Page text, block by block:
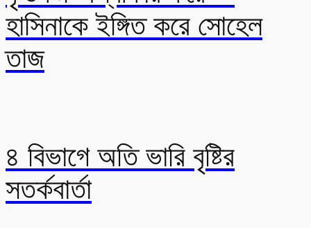
হাসিনাকে ইঙ্গিত করে সোহেল
তাজ
৪ বিভাগে অতি ভারি বৃষ্টির
সতর্কবার্তা